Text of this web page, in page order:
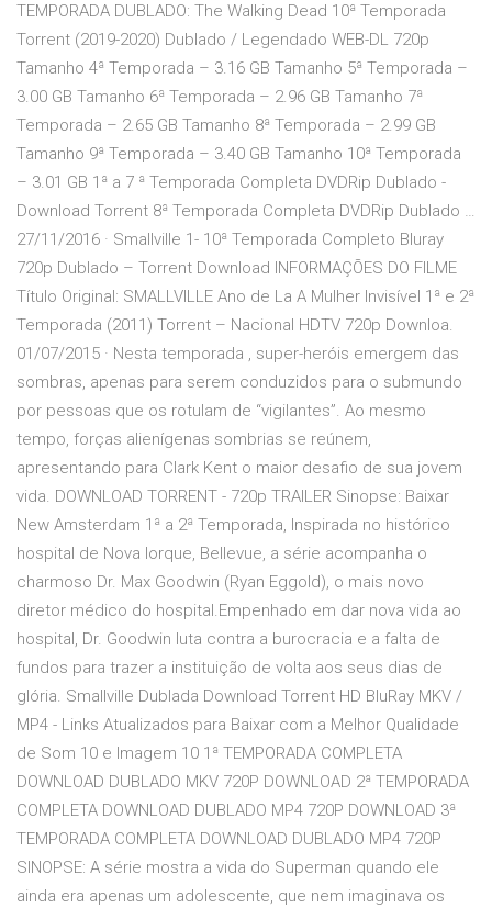
TEMPORADA DUBLADO: The Walking Dead 10ª Temporada
Torrent (2019-2020) Dublado / Legendado WEB-DL 720p
Tamanho 4ª Temporada – 3.16 GB Tamanho 5ª Temporada –
3.00 GB Tamanho 6ª Temporada – 2.96 GB Tamanho 7ª
Temporada – 2.65 GB Tamanho 8ª Temporada – 2.99 GB
Tamanho 9ª Temporada – 3.40 GB Tamanho 10ª Temporada
– 3.01 GB 1ª a 7 ª Temporada Completa DVDRip Dublado -
Download Torrent 8ª Temporada Completa DVDRip Dublado …
27/11/2016 · Smallville 1- 10ª Temporada Completo Bluray
720p Dublado – Torrent Download INFORMAÇÕES DO FILME
Título Original: SMALLVILLE Ano de La A Mulher Invisível 1ª e 2ª
Temporada (2011) Torrent – Nacional HDTV 720p Downloa.
01/07/2015 · Nesta temporada , super-heróis emergem das
sombras, apenas para serem conduzidos para o submundo
por pessoas que os rotulam de “vigilantes”. Ao mesmo
tempo, forças alienígenas sombrias se reúnem,
apresentando para Clark Kent o maior desafio de sua jovem
vida. DOWNLOAD TORRENT - 720p TRAILER Sinopse: Baixar
New Amsterdam 1ª a 2ª Temporada, Inspirada no histórico
hospital de Nova Iorque, Bellevue, a série acompanha o
charmoso Dr. Max Goodwin (Ryan Eggold), o mais novo
diretor médico do hospital.Empenhado em dar nova vida ao
hospital, Dr. Goodwin luta contra a burocracia e a falta de
fundos para trazer a instituição de volta aos seus dias de
glória. Smallville Dublada Download Torrent HD BluRay MKV /
MP4 - Links Atualizados para Baixar com a Melhor Qualidade
de Som 10 e Imagem 10 1ª TEMPORADA COMPLETA
DOWNLOAD DUBLADO MKV 720P DOWNLOAD 2ª TEMPORADA
COMPLETA DOWNLOAD DUBLADO MP4 720P DOWNLOAD 3ª
TEMPORADA COMPLETA DOWNLOAD DUBLADO MP4 720P
SINOPSE: A série mostra a vida do Superman quando ele
ainda era apenas um adolescente, que nem imaginava os